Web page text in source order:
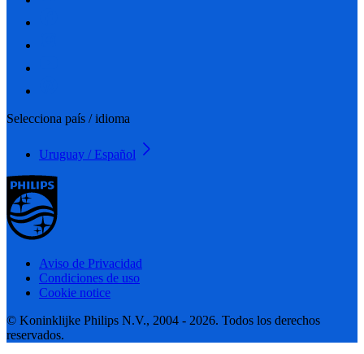
Selecciona país / idioma
Uruguay / Español
Aviso de Privacidad
Condiciones de uso
Cookie notice
© Koninklijke Philips N.V., 2004 - 2026. Todos los derechos
reservados.